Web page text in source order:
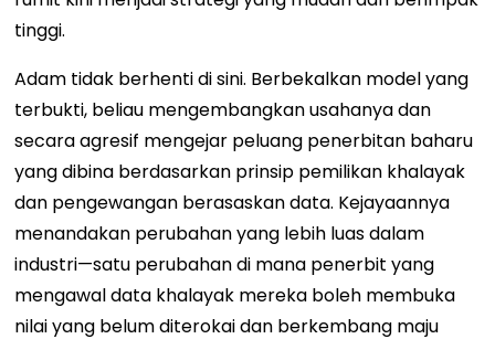
tinggi.
Adam tidak berhenti di sini. Berbekalkan model yang
terbukti, beliau mengembangkan usahanya dan
secara agresif mengejar peluang penerbitan baharu
yang dibina berdasarkan prinsip pemilikan khalayak
dan pengewangan berasaskan data. Kejayaannya
menandakan perubahan yang lebih luas dalam
industri—satu perubahan di mana penerbit yang
mengawal data khalayak mereka boleh membuka
nilai yang belum diterokai dan berkembang maju